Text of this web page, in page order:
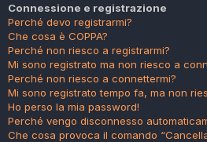
Connessione e registrazione
Perché devo registrarmi?
Che cosa è COPPA?
Perché non riesco a registrarmi?
Mi sono registrato ma non riesco a
Perché non riesco a connettermi?
Mi sono registrato tempo fa, ma non
Ho perso la mia password!
Perché vengo disconnesso
Che cosa provoca il comando